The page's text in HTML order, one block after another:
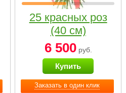
Заказать в один клик
25 красных роз
(40 см)
6 500руб.
Купить